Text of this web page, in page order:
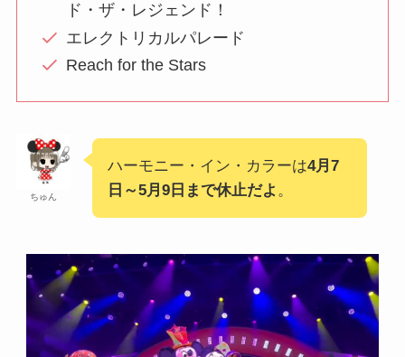
ド・ザ・レジェンド！
エレクトリカルパレード
Reach for the Stars
ちゅん
ハーモニー・イン・カラーは4月7
日～5月9日まで休止だよ。